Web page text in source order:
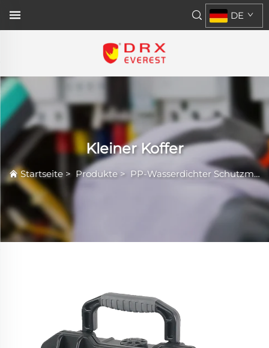
DE
Kleiner Koffer
Startseite > Produkte> PP-Wasserdichter Schutzmantel